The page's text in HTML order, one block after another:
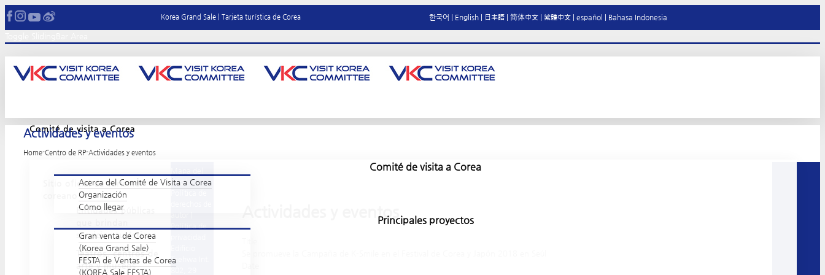
Korea Grand Sale Tarjeta turística de Corea 한국어 English 日本語 简体中文 繁體中文 español Bahasa Indonesia
Comité de visita a Corea
Comité de visita a Corea
Acerca del Comité de Visita a Corea
Organización
Cómo llegar
Principales proyectos
Gran venta de Corea
(Korea Grand Sale)
FESTA de Ventas de Corea
(KOREA Sale FESTA)
Actividades y eventos
Home-Centro de RP-Actividades y eventos
Actividades y eventos
Sitio oficial de turismo
Entidades públicas
servicios turísticos
Teatros, centros de
arte y museos
sitio|
Política de
Taehwa Int.